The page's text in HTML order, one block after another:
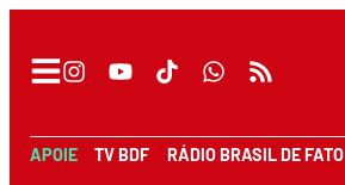
APOIE TV BDF RÁDIO BRASIL DE FATO